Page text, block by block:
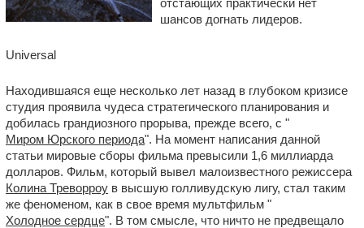
отстающих практически нет
шансов догнать лидеров.
Universal
Находившаяся еще несколько лет назад в глубоком кризисе
студия проявила чудеса стратегического планирования и
добилась грандиозного прорыва, прежде всего, с "
Миром Юрского периода". На момент написания данной
статьи мировые сборы фильма превысили 1,6 миллиарда
долларов. Фильм, который вывел малоизвестного режиссера
Колина Треворроу в высшую голливудскую лигу, стал таким
же феноменом, как в свое время мультфильм "
Холодное сердце". В том смысле, что ничто не предвещало